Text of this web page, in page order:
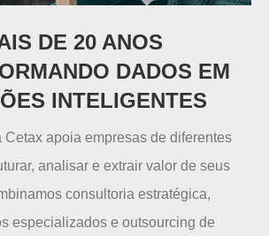
DE 20 ANOS
DADOS EM
INTELIGENTES
Cetax apoia empresas de diferentes
analisar e extrair valor de seus
consultoria estratégica,
especializados e outsourcing de